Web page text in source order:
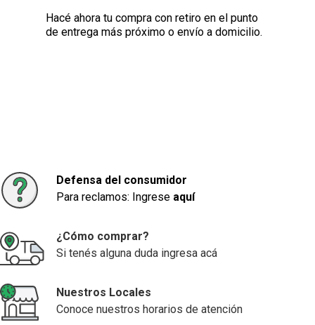
Hacé ahora tu compra con retiro en el punto
de entrega más próximo o envío a domicilio.
Defensa del consumidor
Para reclamos: Ingrese aquí
¿Cómo comprar?
Si tenés alguna duda ingresa acá
Nuestros Locales
Conoce nuestros horarios de atención